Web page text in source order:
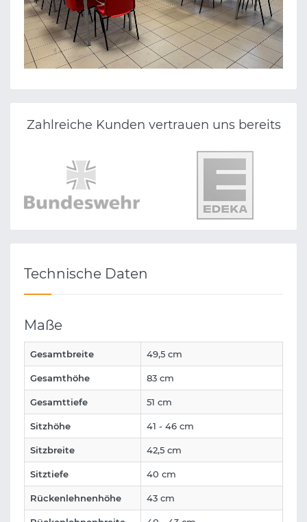
Zahlreiche Kunden vertrauen uns bereits
Technische Daten
Maße
Gesamtbreite 49,5 cm
Gesamthöhe 83 cm
Gesamttiefe 51 cm
Sitzhöhe 41 - 46 cm
Sitzbreite 42,5 cm
Sitztiefe 40 cm
Rückenlehnenhöhe 43 cm